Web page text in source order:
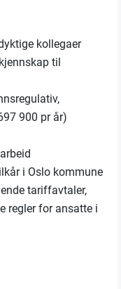
kollegaer
til
900 pr år)
i Oslo kommune
tariffavtaler,
regler for ansatte i